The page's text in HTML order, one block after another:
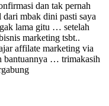
dan tak pernah
mbak dini pasti saya
lama gitu … setelah
marketing tsbt..
affilate marketing via
bantuannya … trimakasih